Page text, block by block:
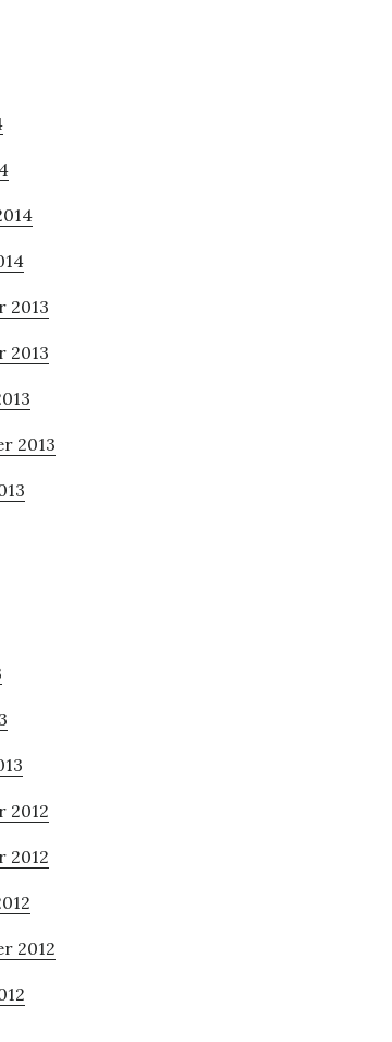
2013
2013
2013
2012
2012
2012